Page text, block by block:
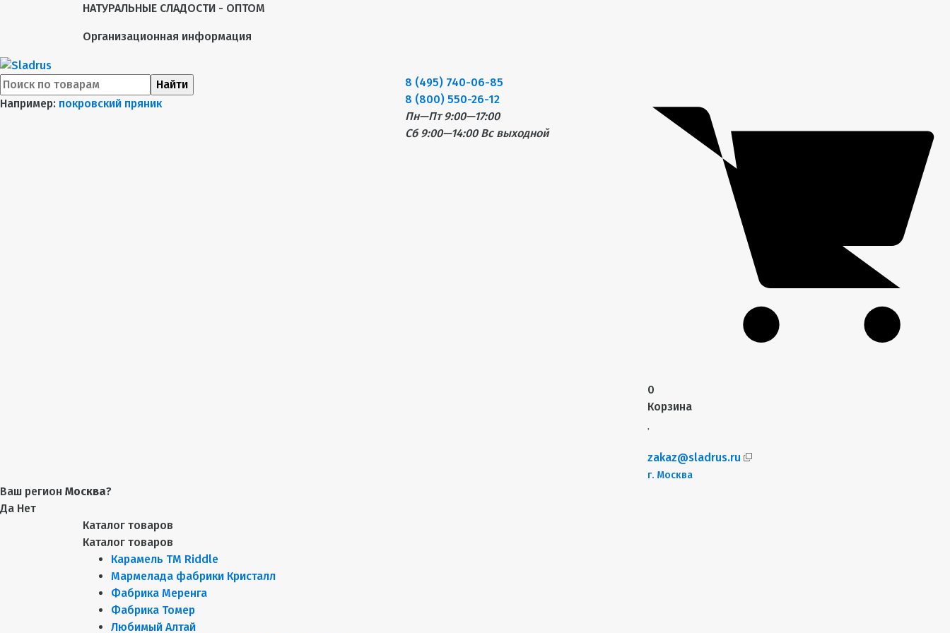
НАТУРАЛЬНЫЕ СЛАДОСТИ - ОПТОМ
Организационная информация
Найти
Например: покровский пряник
8 (495) 740-06-85
8 (800) 550-26-12
Пн—Пт 9:00—17:00
Сб 9:00—14:00 Вс выходной
0
Корзина
zakaz@sladrus.ru
г. Москва
Ваш регион Москва?
Да Нет
Каталог товаров
Каталог товаров
Карамель ТМ Riddle
Мармелада фабрики Кристалл
Фабрика Меренга
Фабрика Томер
Любимый Алтай